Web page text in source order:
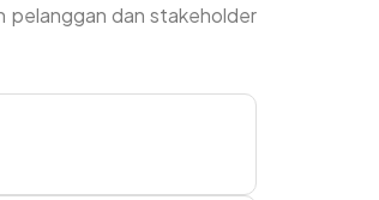
pelanggan dan stakeholder